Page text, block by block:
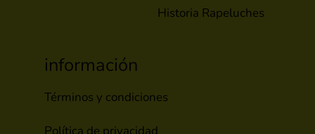
Historia Rapeluches
información
Términos y condiciones
Política de privacidad